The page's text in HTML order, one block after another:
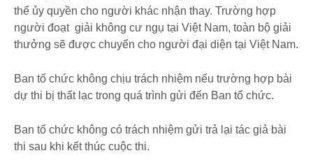
thể ủy quyền cho người khác nhận thay. Trường hợp
người đoạt giải không cư ngụ tại Việt Nam, toàn bộ giải
thưởng sẽ được chuyển cho người đại diện tại Việt Nam.
Ban tổ chức không chịu trách nhiệm nếu trường hợp bài
dự thi bị thất lạc trong quá trình gửi đến Ban tổ chức.
Ban tổ chức không có trách nhiệm gửi trả lại tác giả bài
thi sau khi kết thúc cuộc thi.